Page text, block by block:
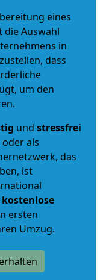
eines
Auswahl
in
dass
um den
und stressfrei
oder als
das
ist
ersten
Umzug.